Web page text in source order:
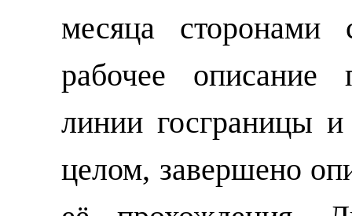
месяца сторонами
рабочее описание
линии госграницы
целом, завершено